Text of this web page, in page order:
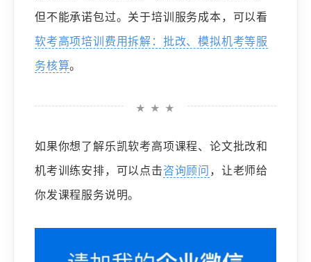
但不能承诺包过。关于培训服务成本，可以看
软考高项培训费用拆解：批改、模拟机考等服
务核算。
★ ★ ★
如果你想了解乐凯软考高项课程、论文批改和
机考训练安排，可以点击咨询顾问 ，让老师给
你发课程服务说明。